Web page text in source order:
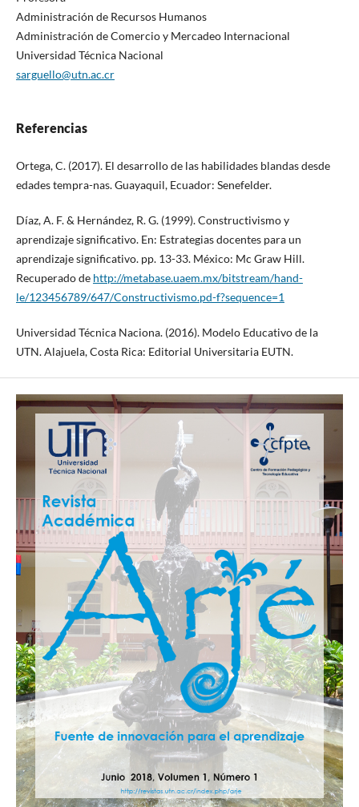
Administración de Recursos Humanos
Administración de Comercio y Mercadeo Internacional
Universidad Técnica Nacional
sarguello@utn.ac.cr
Referencias
Ortega, C. (2017). El desarrollo de las habilidades blandas desde
edades tempra-nas. Guayaquil, Ecuador: Senefelder.
Díaz, A. F. & Hernández, R. G. (1999). Constructivismo y
aprendizaje significativo. En: Estrategias docentes para un
aprendizaje significativo. pp. 13-33. México: Mc Graw Hill.
Recuperado de http://metabase.uaem.mx/bitstream/hand-
le/123456789/647/Constructivismo.pd-f?sequence=1
Universidad Técnica Naciona. (2016). Modelo Educativo de la
UTN. Alajuela, Costa Rica: Editorial Universitaria EUTN.